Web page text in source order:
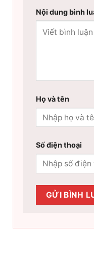
Nội dung bình
Họ và tên
Số điện thoại